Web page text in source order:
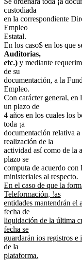
custodiada
en la correspondiente
Empleo
Estatal.
En los caso$ en los que
Auditorias,
etc.) y mediante
de su
documentación, a la
Empleo.
Con carácter general, en
un plazo de
4 años en los cuales los
toda ¡a
documentación relativa
realización de la
actividad así como de la
plazo se
computa de acuerdo con
ministeriales al respecto.
En el caso de que la
Teleformación, !as
entidades mantendrán el
fecha de
liquidación de la última
fecha se
guardarán ios registros e
de la
plataforma.